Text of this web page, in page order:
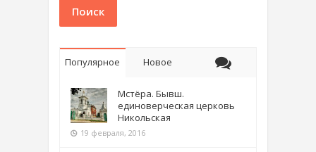
Поиск
Популярное Новое
Мстёра. Бывш.
единоверческая церковь
Никольская
19 февраля, 2016